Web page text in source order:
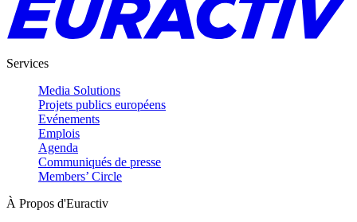
Services
Media Solutions
Projets publics européens
Evénements
Emplois
Agenda
Communiqués de presse
Members’ Circle
À Propos d'Euractiv